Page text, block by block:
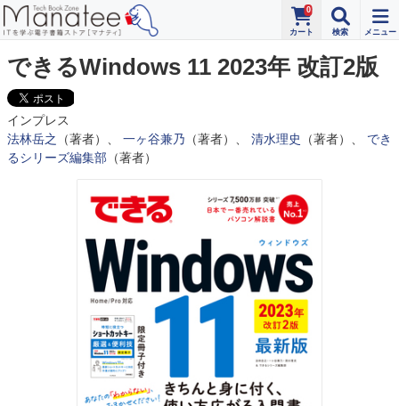
0
できるWindows 11 2023年 改訂2版
インプレス
法林岳之
（著者）、 一ヶ谷兼乃 （著者）、 清水理史 （著者）、 でき
るシリーズ編集部 （著者）